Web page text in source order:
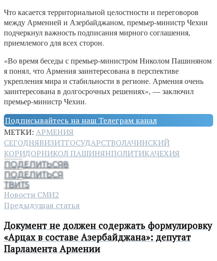
Что касается территориальной целостности и переговоров
между Арменией и Азербайджаном, премьер-министр Чехии
подчеркнул важность подписания мирного соглашения,
приемлемого для всех сторон.
«Во время беседы с премьер-министром Николом Пашиняном
я понял, что Армения заинтересована в перспективе
укрепления мира и стабильности в регионе. Армения очень
заинтересована в долгосрочных решениях», — заключил
премьер-министр Чехии.
Подписывайтесь на наш Телеграм канал
МЕТКИ: АРМЕНИЯ
СЕГОДНЯВИЗИТГОСУДАРСТВОЛАЧИНСКИЙ
КОРИДОРНИКОЛ ПАШИНЯНПОЛИТИКАЧЕХИЯ
ПОДЕЛИТЬСЯ8
ПОДЕЛИТЬСЯ
ТВИТ5
Новости СМИ2
Предыдущая статья
Документ не должен содержать формулировку
«Арцах в составе Азербайджана»: депутат
Парламента Армении